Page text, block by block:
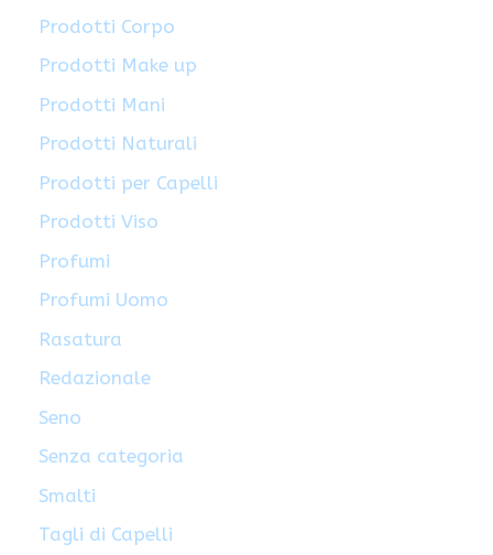
Prodotti Corpo
Prodotti Make up
Prodotti Mani
Prodotti Naturali
Prodotti per Capelli
Prodotti Viso
Profumi
Profumi Uomo
Rasatura
Redazionale
Seno
Senza categoria
Smalti
Tagli di Capelli